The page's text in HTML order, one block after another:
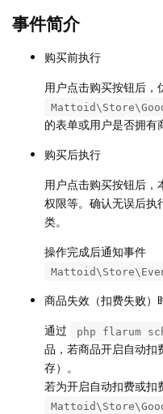
事件简介
购买前执行
用户点击购买按钮后，
的表单或用户是否拥有
购买后执行
用户点击购买按钮后，
权限等。确认无误后执
类。
操作完成后通知事件
商品失效（扣费失败）
通过
php flarum
品，若商品开启自动扣
存）。
若为开启自动扣费或扣